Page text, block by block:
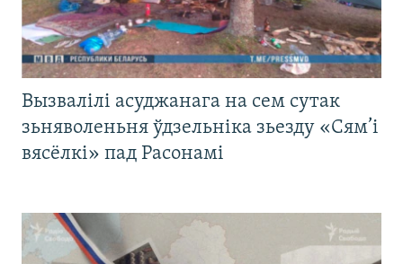
Вызвалілі асуджанага на сем сутак
зьняволеньня ўдзельніка зьезду «Сям’і
вясёлкі» пад Расонамі